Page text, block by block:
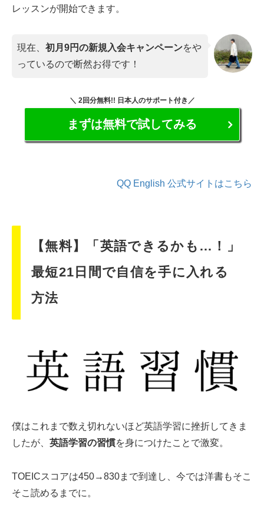
レッスンが開始できます。
現在、 初月9円の新規入会キャンペーンをや
っているので断然お得です！
＼ 2回分無料!! 日本人のサポート付き／
まずは無料で試してみる
QQ English 公式サイトはこちら
【無料】「英語できるかも…！」
最短21日間で自信を手に入れる
方法
僕はこれまで数え切れないほど英語学習に挫折してきま
したが、 英語学習の習慣を身につけたことで激変。
TOEICスコアは450→830まで到達し、今では洋書もそこ
そこ読めるまでに。